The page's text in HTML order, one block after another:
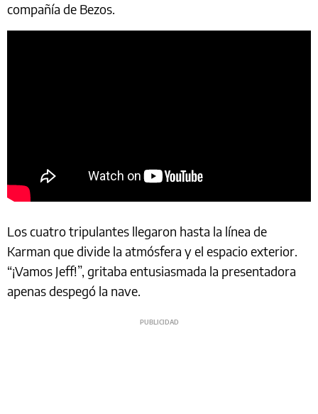
compañía de Bezos.
Los cuatro tripulantes llegaron hasta la línea de
Karman que divide la atmósfera y el espacio exterior.
“¡Vamos Jeff!”, gritaba entusiasmada la presentadora
apenas despegó la nave.